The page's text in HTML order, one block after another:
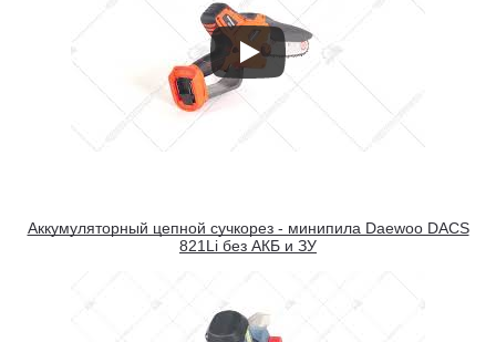
Аккумуляторный цепной сучкорез - минипила Daewoo DACS
821Li без АКБ и ЗУ